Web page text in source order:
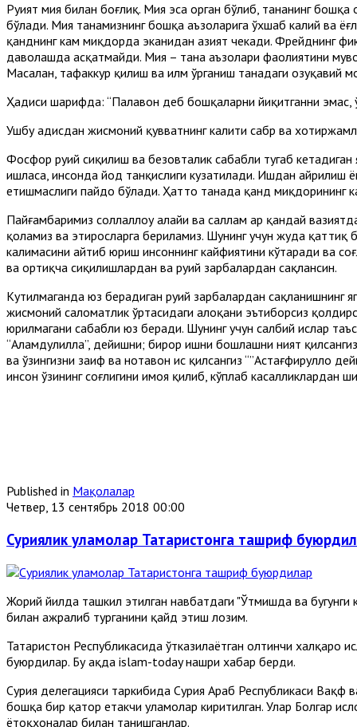
Руҳият мия билан боғлиқ. Мия эса орган бўлиб, тананинг
бўлади. Мия танамизнинг бошқа аъзоларига ўхшаб калий ва
қанднинг кам миқдорда эканидан азият чекади. Фрейднинг
даволашда асқатмайди. Мия – тана аъзолари фаолиятини
Масалан, тафаккур қилиш ва илм ўрганиш танадаги озуқавий
Ҳадиси шарифда: “Паҳлавон деб бошқаларни йиқитганни эмас,
Ушбу ҳадисдан жисмоний қувватнинг калити сабр ва
Фосфор руҳий сиқилиш ва безовталик сабабли тугаб
ишласа, инсонда йод танқислиги кузатилади. Ишдан айрилиш
етишмаслиги пайдо бўлади. Ҳатто танада қанд миқдорининг
Пайғамбаримиз соллаллоҳу алайҳи ва саллам ҳар қандай
қоламиз ва эҳтиросларга бериламиз. Шунинг учун жуда қаттиқ
калимасини айтиб юриш инсоннинг кайфиятини кўтаради ва
ва ортиқча сиқилишлардан ва руҳий зарбалардан сақлансин.
Кутилмаганда юз берадиган руҳий зарбалардан сақланишнинг
жисмоний саломатлик ўртасидаги алоқани эътиборсиз
юрилмагани сабабли юз беради. Шунинг учун салбий ҳислар
“Алҳамдулиллаҳ”, дейишни; бирор ишни бошлашни ният
ва ўзингизни заиф ва нотавон ҳис қилсангиз “”Астағфируллоҳ
инсон ўзининг соғлигини ҳимоя қилиб, кўплаб касалликлардан
Published in Мақолалар
Четвер, 13 сентябрь 2018 00:00
Суриялик уламолар Татаристонга ташриф
Жорий йилда ташкил этилган навбатдаги "Ўтмишда ва
билан ажралиб турганини қайд этиш лозим.
Татаристон Республикасида ўтказилаётган олтинчи халқаро
буюрдилар. Бу ҳақда islam-today нашри хабар берди.
Сурия делегацияси таркибида Сурия Араб Республикаси
бошқа бир қатор етакчи уламолар киритилган. Улар Болгар
ётоқхоналар билан танишганлар.